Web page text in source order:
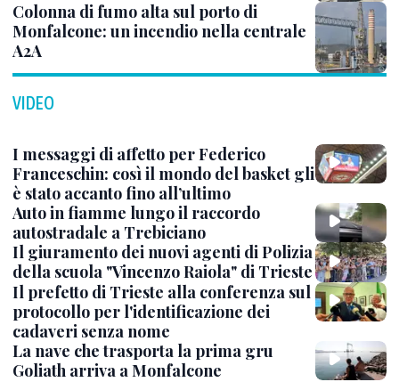
Colonna di fumo alta sul porto di
Monfalcone: un incendio nella centrale
A2A
VIDEO
I messaggi di affetto per Federico
Franceschin: così il mondo del basket gli
è stato accanto fino all’ultimo
Auto in fiamme lungo il raccordo
autostradale a Trebiciano
Il giuramento dei nuovi agenti di Polizia
della scuola "Vincenzo Raiola" di Trieste
Il prefetto di Trieste alla conferenza sul
protocollo per l'identificazione dei
cadaveri senza nome
La nave che trasporta la prima gru
Goliath arriva a Monfalcone